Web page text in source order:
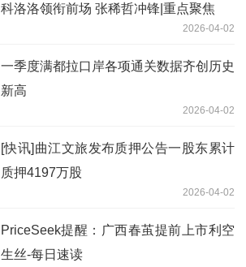
科洛洛领衔前场 张稀哲冲锋|重点聚焦
2026-04-02
一季度满都拉口岸各项通关数据齐创历史
新高
2026-04-02
[快讯]曲江文旅发布质押公告一股东累计
质押4197万股
2026-04-02
PriceSeek提醒：广西春茧提前上市利空
生丝-每日速读